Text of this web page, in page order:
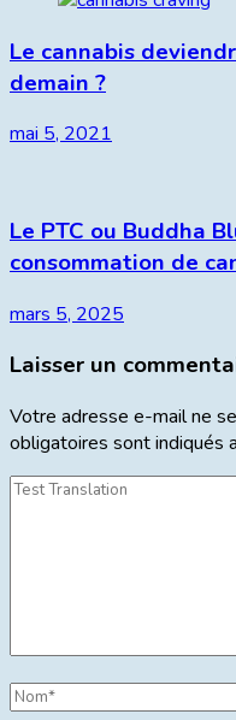
Le cannabis
demain ?
mai 5, 2021
Le PTC ou Buddha
consommation de
mars 5, 2025
Laisser un
Votre adresse e-mail ne
obligatoires sont indiqués